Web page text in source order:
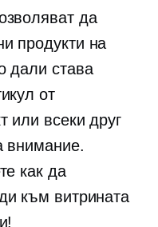
да
продукти на
дали става
от
или всеки друг
внимание.
как да
към витрината